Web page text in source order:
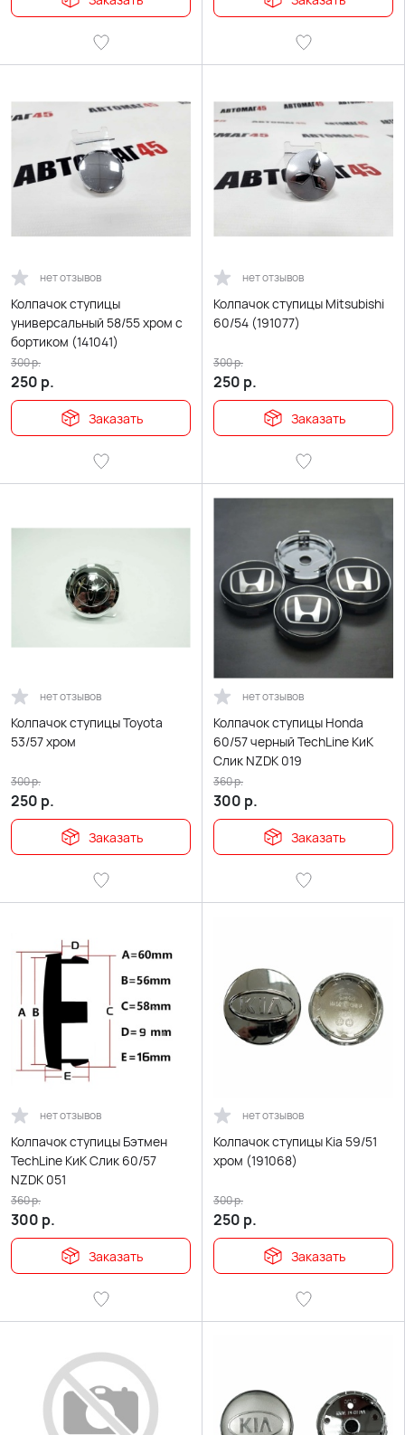
нет отзывов
Колпачок ступицы
универсальный 58/55 хром с
бортиком (141041)
250 р.
300р.
Заказать
нет отзывов
Колпачок ступицы Mitsubishi
60/54 (191077)
250 р.
300р.
Заказать
нет отзывов
Колпачок ступицы Toyota
53/57 хром
250 р.
300р.
Заказать
нет отзывов
Колпачок ступицы Honda
60/57 черный TechLine КиК
Слик NZDK 019
300 р.
360р.
Заказать
нет отзывов
Колпачок ступицы Бэтмен
TechLine КиК Слик 60/57
NZDK 051
300 р.
360р.
Заказать
нет отзывов
Колпачок ступицы Kia 59/51
хром (191068)
250 р.
300р.
Заказать